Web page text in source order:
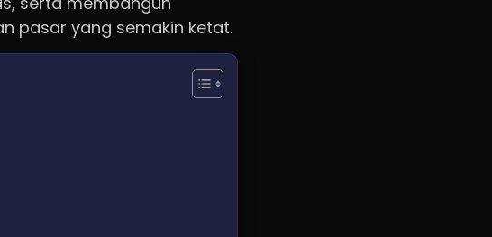
pasar yang semakin ketat.